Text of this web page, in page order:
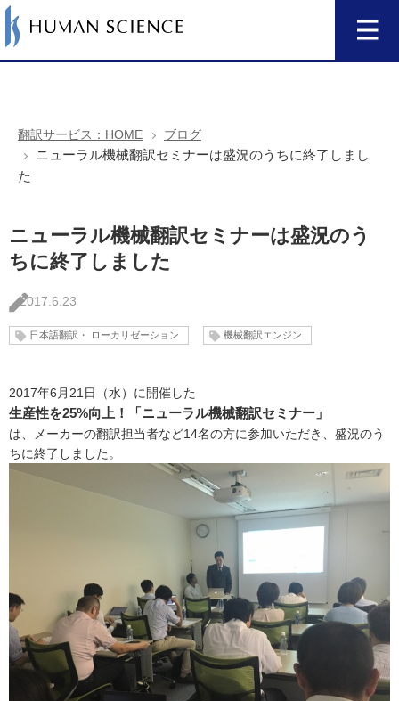
翻訳サービス：HOME ブログ
ニューラル機械翻訳セミナーは盛況のうちに終了しまし
た
ニューラル機械翻訳セミナーは盛況のう
ちに終了しました
2017.6.23
日本語翻訳・ ローカリゼーション 機械翻訳エンジン
2017年6月21日（水）に開催した
生産性を25%向上！「ニューラル機械翻訳セミナー」
は、メーカーの翻訳担当者など14名の方に参加いただき、盛況のう
ちに終了しました。